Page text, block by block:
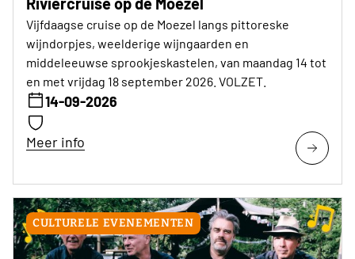
Vijfdaagse cruise op de Moezel langs pittoreske
wijndorpjes, weelderige wijngaarden en
middeleeuwse sprookjeskastelen, van maandag 14 tot
en met vrijdag 18 september 2026. VOLZET.
14-09-2026
Meer info
CULTURELE EVENEMENTEN